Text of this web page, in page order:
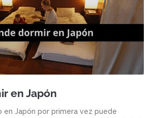
en Japón
en Japón por primera vez puede